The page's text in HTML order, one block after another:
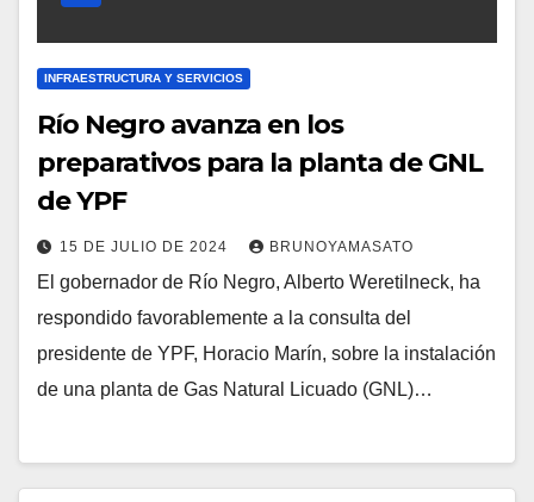
INFRAESTRUCTURA Y SERVICIOS
Río Negro avanza en los
preparativos para la planta de GNL
de YPF
15 DE JULIO DE 2024 BRUNOYAMASATO
El gobernador de Río Negro, Alberto Weretilneck, ha
respondido favorablemente a la consulta del
presidente de YPF, Horacio Marín, sobre la instalación
de una planta de Gas Natural Licuado (GNL)…